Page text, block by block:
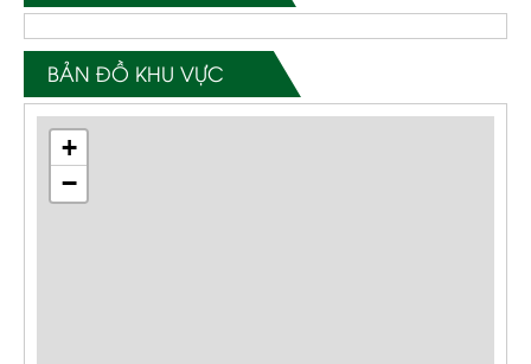
BẢN ĐỒ KHU VỰC
+
−